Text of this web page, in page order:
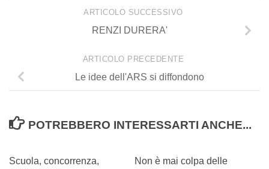
ARTICOLO SUCCESSIVO
RENZI DURERA'
ARTICOLO PRECEDENTE
Le idee dell'ARS si diffondono
POTREBBERO INTERESSARTI ANCHE...
Scuola, concorrenza,
Non è mai colpa delle